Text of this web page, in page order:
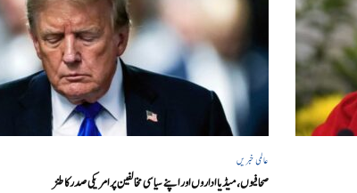
عالمی خبریں
صحافیوں، میڈیا اداروں اور اپنے سیاسی مخالفین پر امریکی صدرکا طنز